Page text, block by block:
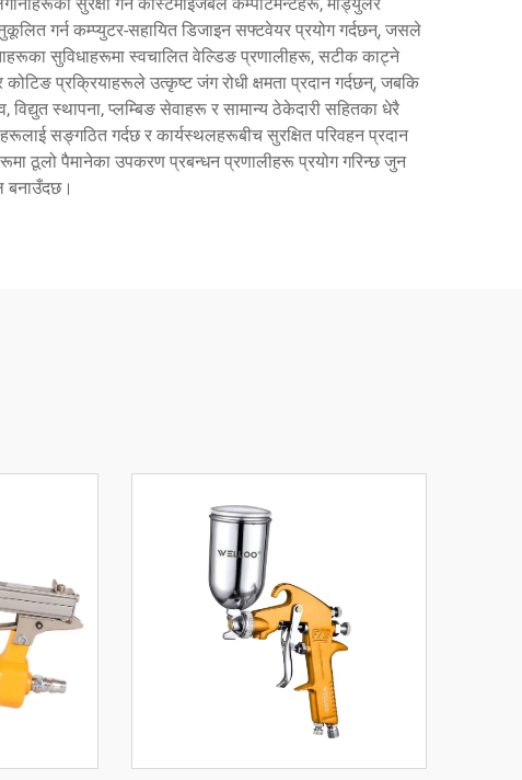
गर्न कम्प्युटर-सहायित डिजाइन सफ्टवेयर प्रयोग गर्दछन्, जसले
सुविधाहरूमा स्वचालित वेल्डिङ प्रणालीहरू, सटीक काट्ने
प्रक्रियाहरूले उत्कृष्ट जंग रोधी क्षमता प्रदान गर्दछन्, जबकि
स्थापना, प्लम्बिङ सेवाहरू र सामान्य ठेकेदारी सहितका धेरै
सङ्गठित गर्दछ र कार्यस्थलहरूबीच सुरक्षित परिवहन प्रदान
ठूलो पैमानेका उपकरण प्रबन्धन प्रणालीहरू प्रयोग गरिन्छ जुन
बनाउँदछ।